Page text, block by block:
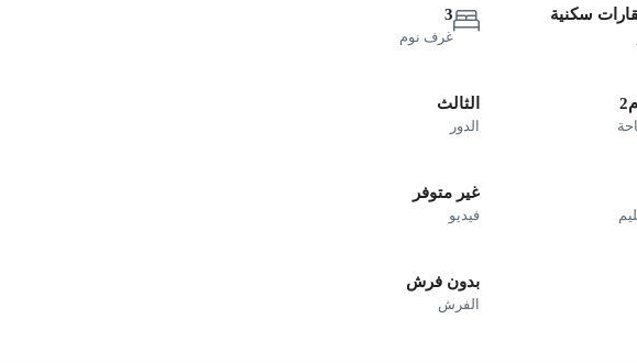
سكنية 3
غرف نوم
الثالث
الدور
غير متوفر
فيديو
بدون فرش
الفرش